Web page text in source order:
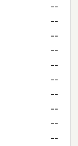
--
--
--
--
--
--
--
--
--
--